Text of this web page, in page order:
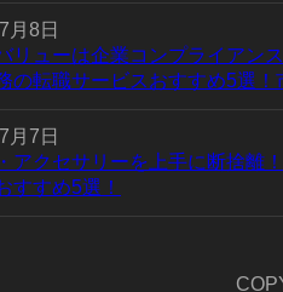
月8日
リューは企業コンプライアン
の転職サービスおすすめ5選！
月7日
アクセサリーを上手に断捨離
すすめ5選！